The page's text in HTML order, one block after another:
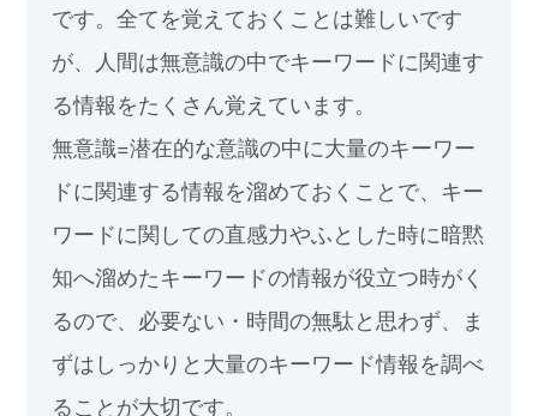
です。全てを覚えておくことは難しいです
が、人間は無意識の中でキーワードに関連す
る情報をたくさん覚えています。
無意識=潜在的な意識の中に大量のキーワー
ドに関連する情報を溜めておくことで、キー
ワードに関しての直感力やふとした時に暗黙
知へ溜めたキーワードの情報が役立つ時がく
るので、必要ない・時間の無駄と思わず、ま
ずはしっかりと大量のキーワード情報を調べ
ることが大切です。